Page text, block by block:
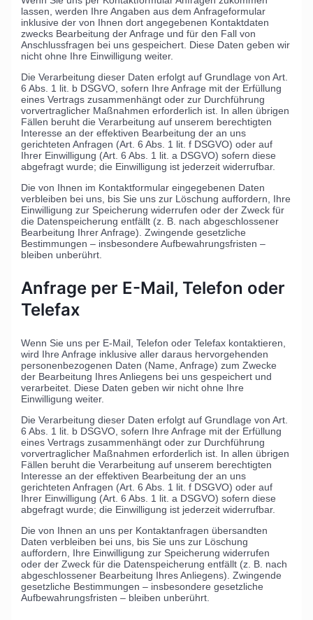
lassen, werden Ihre Angaben aus dem Anfrageformular
inklusive der von Ihnen dort angegebenen Kontaktdaten
zwecks Bearbeitung der Anfrage und für den Fall von
Anschlussfragen bei uns gespeichert. Diese Daten geben wir
nicht ohne Ihre Einwilligung weiter.
Die Verarbeitung dieser Daten erfolgt auf Grundlage von Art.
6 Abs. 1 lit. b DSGVO, sofern Ihre Anfrage mit der Erfüllung
eines Vertrags zusammenhängt oder zur Durchführung
vorvertraglicher Maßnahmen erforderlich ist. In allen übrigen
Fällen beruht die Verarbeitung auf unserem berechtigten
Interesse an der effektiven Bearbeitung der an uns
gerichteten Anfragen (Art. 6 Abs. 1 lit. f DSGVO) oder auf
Ihrer Einwilligung (Art. 6 Abs. 1 lit. a DSGVO) sofern diese
abgefragt wurde; die Einwilligung ist jederzeit widerrufbar.
Die von Ihnen im Kontaktformular eingegebenen Daten
verbleiben bei uns, bis Sie uns zur Löschung auffordern, Ihre
Einwilligung zur Speicherung widerrufen oder der Zweck für
die Datenspeicherung entfällt (z. B. nach abgeschlossener
Bearbeitung Ihrer Anfrage). Zwingende gesetzliche
Bestimmungen – insbesondere Aufbewahrungsfristen –
bleiben unberührt.
Anfrage per E-Mail, Telefon oder
Telefax
Wenn Sie uns per E-Mail, Telefon oder Telefax kontaktieren,
wird Ihre Anfrage inklusive aller daraus hervorgehenden
personenbezogenen Daten (Name, Anfrage) zum Zwecke
der Bearbeitung Ihres Anliegens bei uns gespeichert und
verarbeitet. Diese Daten geben wir nicht ohne Ihre
Einwilligung weiter.
Die Verarbeitung dieser Daten erfolgt auf Grundlage von Art.
6 Abs. 1 lit. b DSGVO, sofern Ihre Anfrage mit der Erfüllung
eines Vertrags zusammenhängt oder zur Durchführung
vorvertraglicher Maßnahmen erforderlich ist. In allen übrigen
Fällen beruht die Verarbeitung auf unserem berechtigten
Interesse an der effektiven Bearbeitung der an uns
gerichteten Anfragen (Art. 6 Abs. 1 lit. f DSGVO) oder auf
Ihrer Einwilligung (Art. 6 Abs. 1 lit. a DSGVO) sofern diese
abgefragt wurde; die Einwilligung ist jederzeit widerrufbar.
Die von Ihnen an uns per Kontaktanfragen übersandten
Daten verbleiben bei uns, bis Sie uns zur Löschung
auffordern, Ihre Einwilligung zur Speicherung widerrufen
oder der Zweck für die Datenspeicherung entfällt (z. B. nach
abgeschlossener Bearbeitung Ihres Anliegens). Zwingende
gesetzliche Bestimmungen – insbesondere gesetzliche
Aufbewahrungsfristen – bleiben unberührt.